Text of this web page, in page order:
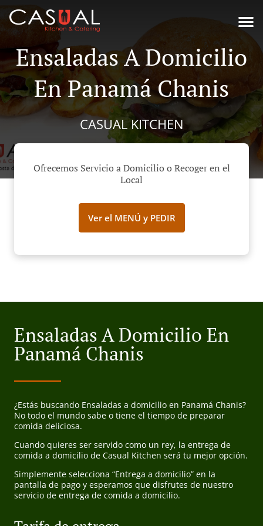
Ensaladas A Domicilio
En Panamá Chanis
CASUAL KITCHEN
Ofrecemos Servicio a Domicilio o Recoger en el
Local
Ver el MENÚ y PEDIR
Ensaladas A Domicilio En
Panamá Chanis
¿Estás buscando Ensaladas a domicilio en Panamá Chanis?
No todo el mundo sabe o tiene el tiempo de preparar
comida deliciosa.
Cuando quieres ser servido como un rey, la entrega de
comida a domicilio de Casual Kitchen será tu mejor opción.
Simplemente selecciona “Entrega a domicilio” en la
pantalla de pago y esperamos que disfrutes de nuestro
servicio de entrega de comida a domicilio.